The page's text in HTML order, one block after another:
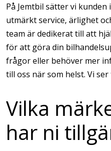
På Jemtbil sätter vi
utmärkt service, ärlighet
team är dedikerat till att
för att göra din
frågor eller behöver mer
till oss när som helst. Vi
Vilka
har ni